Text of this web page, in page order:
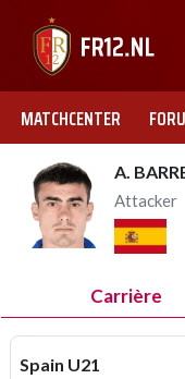
MATCHCENTER
A.
Attacker
Carrière
Spain U21